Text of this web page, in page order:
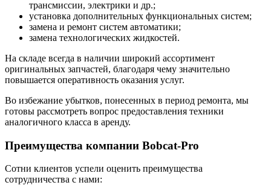
трансмиссии, электрики и др.;
установка дополнительных функциональных систем;
замена и ремонт систем автоматики;
замена технологических жидкостей.
На складе всегда в наличии широкий ассортимент
оригинальных запчастей, благодаря чему значительно
повышается оперативность оказания услуг.
Во избежание убытков, понесенных в период ремонта, мы
готовы рассмотреть вопрос предоставления техники
аналогичного класса в аренду.
Преимущества компании Bobcat-Pro
Сотни клиентов успели оценить преимущества
сотрудничества с нами: